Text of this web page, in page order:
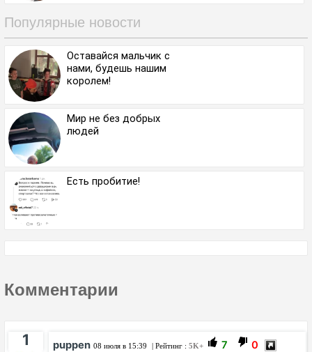
Популярные новости
Оставайся мальчик с
нами, будешь нашим
королем!
Мир не без добрых
людей
Есть пробитие!
Комментарии
1 puppen 08 июля в 15:39 | Рейтинг : 5K+ 7 0